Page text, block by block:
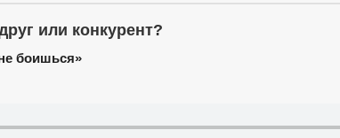
или конкурент?
боишься»